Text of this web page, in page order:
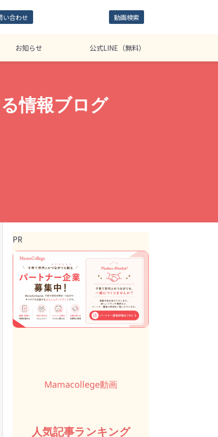
い合わせ 動画検索
お知らせ 公式LINE（無料）
情報ブログ
PR
Mamacollege動画
人気記事ランキング